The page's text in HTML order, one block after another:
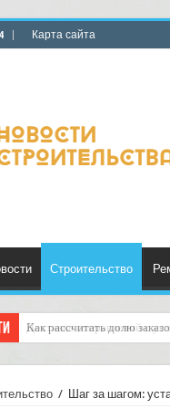
Карта сайта
Строительство
Доставка отправлений с
/ Шаг за шагом: